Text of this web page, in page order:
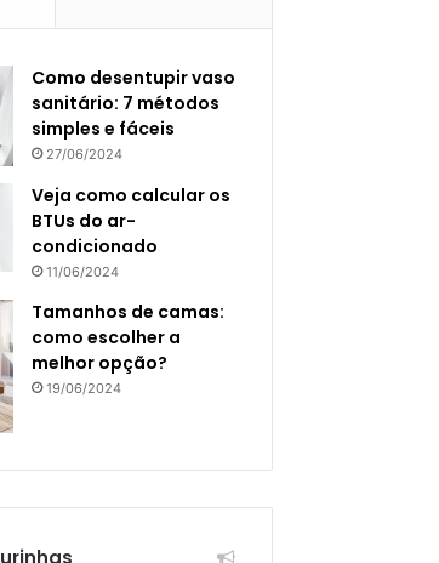
Como desentupir vaso
sanitário: 7 métodos
simples e fáceis
27/06/2024
Veja como calcular os
BTUs do ar-
condicionado
11/06/2024
Tamanhos de camas:
como escolher a
melhor opção?
19/06/2024